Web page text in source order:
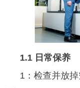
1.1 日常保养
1：检查并放掉